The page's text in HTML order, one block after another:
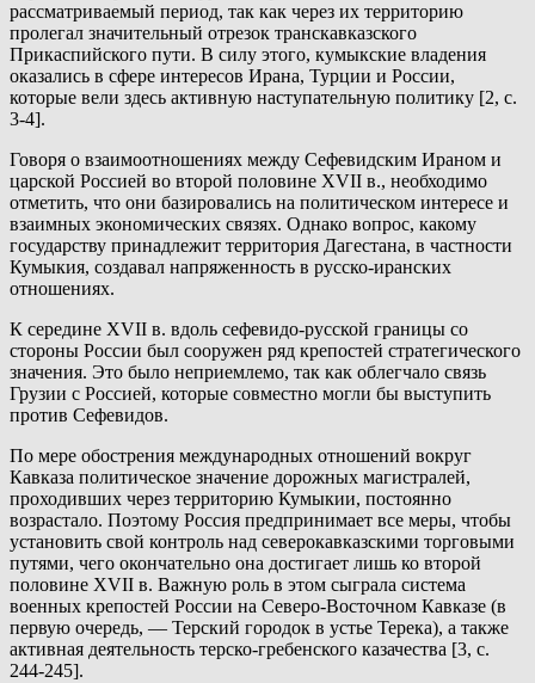
рассматриваемый период, так как через их территорию
пролегал значительный отрезок транскавказского
Прикаспийского пути. В силу этого, кумыкские владения
оказались в сфере интересов Ирана, Турции и России,
которые вели здесь активную наступательную политику [2, с.
3-4].
Говоря о взаимоотношениях между Сефевидским Ираном и
царской Россией во второй половине XVII в., необходимо
отметить, что они базировались на политическом интересе и
взаимных экономических связях. Однако вопрос, какому
государству принадлежит территория Дагестана, в частности
Кумыкия, создавал напряженность в русско-иранских
отношениях.
К середине XVII в. вдоль сефевидо-русской границы со
стороны России был сооружен ряд крепостей стратегического
значения. Это было неприемлемо, так как облегчало связь
Грузии с Россией, которые совместно могли бы выступить
против Сефевидов.
По мере обострения международных отношений вокруг
Кавказа политическое значение дорожных магистралей,
проходивших через территорию Кумыкии, постоянно
возрастало. Поэтому Россия предпринимает все меры, чтобы
установить свой контроль над северокавказскими торговыми
путями, чего окончательно она достигает лишь ко второй
половине XVII в. Важную роль в этом сыграла система
военных крепостей России на Северо-Восточном Кавказе (в
первую очередь, — Терский городок в устье Терека), а также
активная деятельность терско-гребенского казачества [3, с.
244-245].